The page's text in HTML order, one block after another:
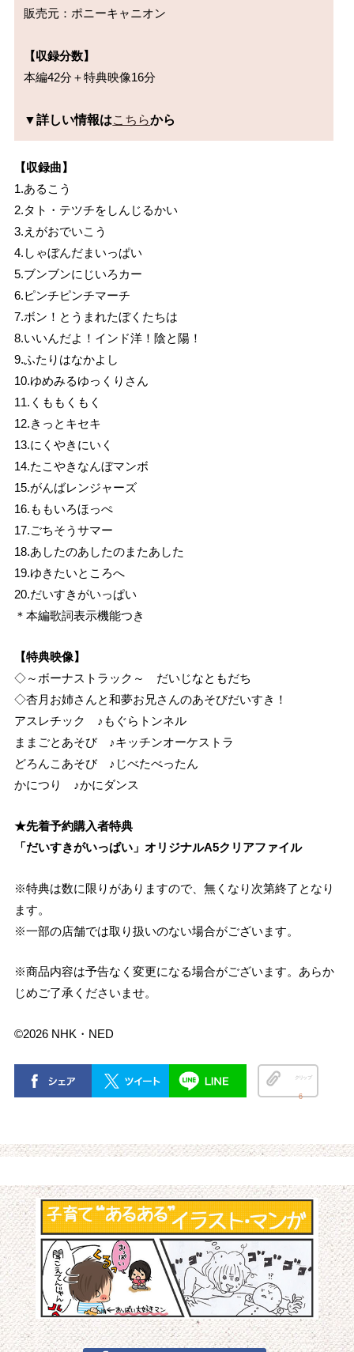
販売元：ポニーキャニオン
【収録分数】
本編42分＋特典映像16分
▼詳しい情報はこちらから
【収録曲】
1.あるこう
2.タト・テツチをしんじるかい
3.えがおでいこう
4.しゃぼんだまいっぱい
5.ブンブンにじいろカー
6.ピンチピンチマーチ
7.ボン！とうまれたぼくたちは
8.いいんだよ！インド洋！陰と陽！
9.ふたりはなかよし
10.ゆめみるゆっくりさん
11.くももくもく
12.きっとキセキ
13.にくやきにいく
14.たこやきなんぼマンボ
15.がんばレンジャーズ
16.ももいろほっぺ
17.ごちそうサマー
18.あしたのあしたのまたあした
19.ゆきたいところへ
20.だいすきがいっぱい
＊本編歌詞表示機能つき
【特典映像】
◇～ボーナストラック～ だいじなともだち
◇杏月お姉さんと和夢お兄さんのあそびだいすき！
アスレチック ♪もぐらトンネル
ままごとあそび ♪キッチンオーケストラ
どろんこあそび ♪じべたべったん
かにつり ♪かにダンス
★先着予約購入者特典
「だいすきがいっぱい」オリジナルA5クリアファイル
※特典は数に限りがありますので、無くなり次第終了となり
ます。
※一部の店舗では取り扱いのない場合がございます。
※商品内容は予告なく変更になる場合がございます。あらか
じめご了承くださいませ。
©2026 NHK・NED
クリップ
6